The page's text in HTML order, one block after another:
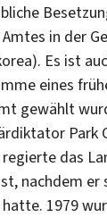
in der
Es ist
eines
gewählt
Park
regierte das
nachdem er
1979